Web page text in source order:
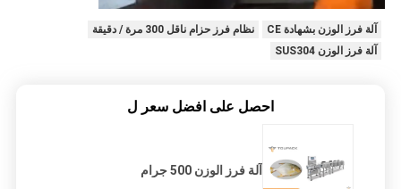
آلة فرز الوزن بشهادة CE
نظام فرز حزام ناقل 300 مرة / دقيقة
آلة فرز الوزن SUS304
احصل على افضل سعر ل
آلة فرز الوزن 500 جرام